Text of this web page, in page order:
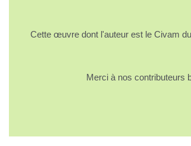
Cette œuvre dont l'auteur est le Civam
Merci à nos contributeurs